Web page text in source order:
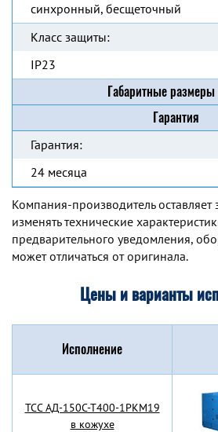
синхронный, бесщеточный
Класс защиты:
IP23
Габаритные размеры
Гарантия
Гарантия:
24 месяца
Компания-производитель оставляет
изменять технические
предварительного уведомления,
может отличаться от оригинала.
Цены и варианты
Исполнение
TCC АД-150С-Т400-1РКМ19
в кожухе